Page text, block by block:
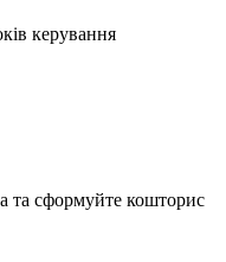
керування
та сформуйте кошторис